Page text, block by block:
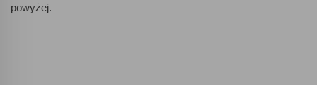
powyżej.